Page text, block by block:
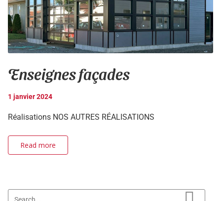
Enseignes façades
1 janvier 2024
Réalisations NOS AUTRES RÉALISATIONS
Read more